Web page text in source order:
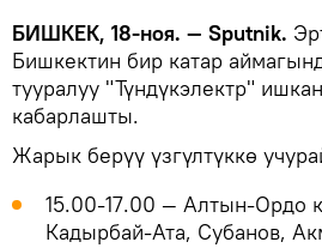
БИШКЕК, 18-ноя. — Sputnik.
Бишкектин бир катар
тууралуу "Түндүкэлектр"
кабарлашты.
Жарык берүү үзгүлтүккө
15.00-17.00 — Алтын-Ордо
Кадырбай-Ата, Субанов,